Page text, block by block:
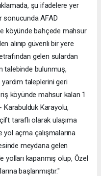
şu ifadelere yer
sonucunda AFAD
köyünde bahçede mahsur
alınıp güvenli bir yere
gelen sulardan
talebinde bulunmuş,
taleplerini geri
köyünde mahsur kalan 1
Karabulduk Karayolu,
taraflı olarak ulaşıma
açma çalışmalarına
meydana gelen
yolları kapanmış olup, Özel
başlanmıştır."